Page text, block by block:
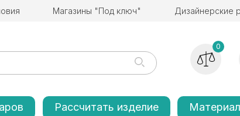
Магазины "Под ключ" Дизайнерские
0
Рассчитать изделие